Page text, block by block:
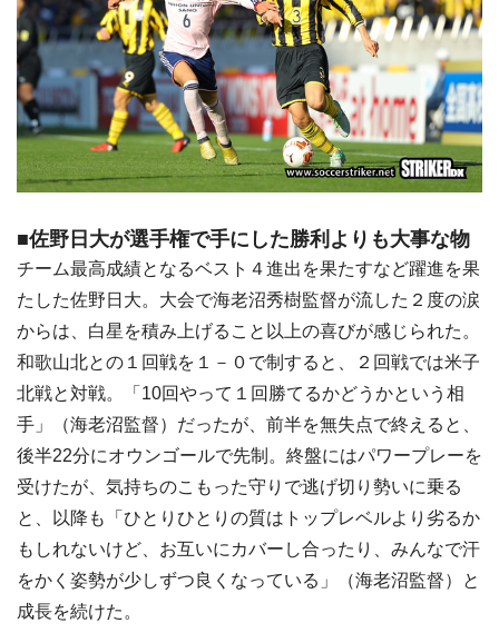
■佐野日大が選手権で手にした勝利よりも大事な物
チーム最高成績となるベスト４進出を果たすなど躍進を果
たした佐野日大。大会で海老沼秀樹監督が流した２度の涙
からは、白星を積み上げること以上の喜びが感じられた。
和歌山北との１回戦を１－０で制すると、２回戦では米子
北戦と対戦。「10回やって１回勝てるかどうかという相
手」（海老沼監督）だったが、前半を無失点で終えると、
後半22分にオウンゴールで先制。終盤にはパワープレーを
受けたが、気持ちのこもった守りで逃げ切り勢いに乗る
と、以降も「ひとりひとりの質はトップレベルより劣るか
もしれないけど、お互いにカバーし合ったり、みんなで汗
をかく姿勢が少しずつ良くなっている」（海老沼監督）と
成長を続けた。